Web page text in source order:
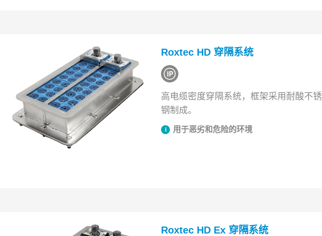
Roxtec HD 穿隔系统
高电缆密度穿隔系统，框架采用耐酸不锈
钢制成。
用于恶劣和危险的环境
Roxtec HD Ex 穿隔系统